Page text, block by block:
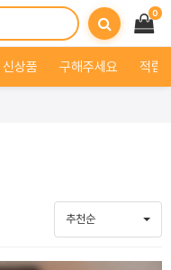
0
신상품 구해주세요 적립
추천순